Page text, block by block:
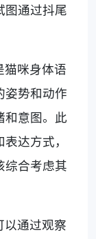
图通过抖尾
猫咪身体语
姿势和动作
和意图。此
达方式，
综合考虑其
以通过观察